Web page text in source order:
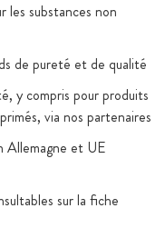
les substances non
de pureté et de qualité
y compris pour produits
via nos partenaires
Allemagne et UE
sur la fiche